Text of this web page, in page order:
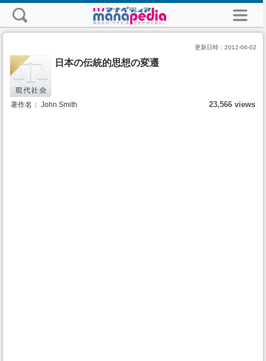
更新日時： 2012-06-02
日本の伝統的思想の変遷
著作名： John Smith 23,566 views